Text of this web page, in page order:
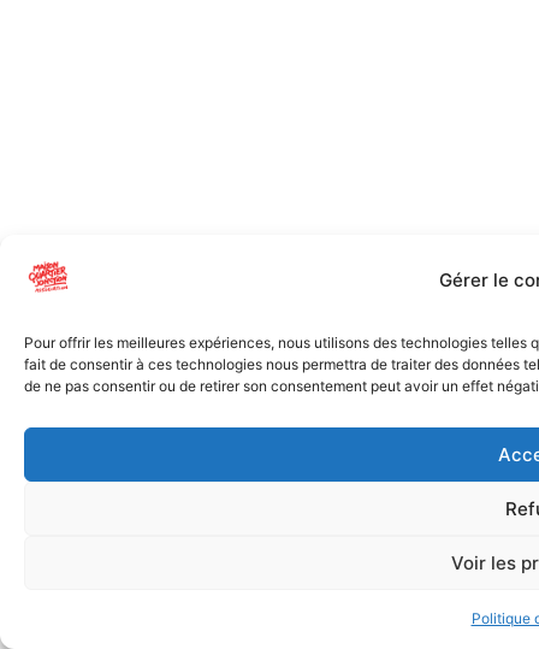
Gérer le
Pour offrir les meilleures expériences, nous utilisons des technologies
fait de consentir à ces technologies nous permettra de traiter des données
de ne pas consentir ou de retirer son consentement peut avoir un effet
Voir les
Politique